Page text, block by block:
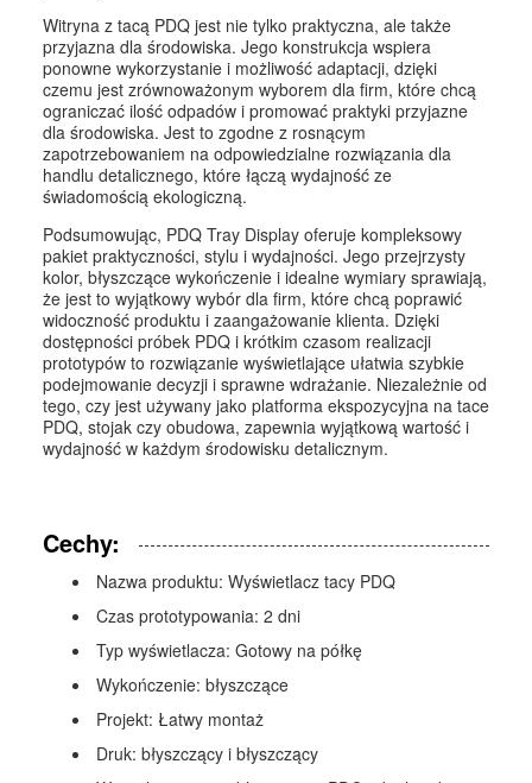
Witryna z tacą PDQ jest nie tylko praktyczna, ale także
przyjazna dla środowiska. Jego konstrukcja wspiera
ponowne wykorzystanie i możliwość adaptacji, dzięki
czemu jest zrównoważonym wyborem dla firm, które chcą
ograniczać ilość odpadów i promować praktyki przyjazne
dla środowiska. Jest to zgodne z rosnącym
zapotrzebowaniem na odpowiedzialne rozwiązania dla
handlu detalicznego, które łączą wydajność ze
świadomością ekologiczną.
Podsumowując, PDQ Tray Display oferuje kompleksowy
pakiet praktyczności, stylu i wydajności. Jego przejrzysty
kolor, błyszczące wykończenie i idealne wymiary sprawiają,
że jest to wyjątkowy wybór dla firm, które chcą poprawić
widoczność produktu i zaangażowanie klienta. Dzięki
dostępności próbek PDQ i krótkim czasom realizacji
prototypów to rozwiązanie wyświetlające ułatwia szybkie
podejmowanie decyzji i sprawne wdrażanie. Niezależnie od
tego, czy jest używany jako platforma ekspozycyjna na tace
PDQ, stojak czy obudowa, zapewnia wyjątkową wartość i
wydajność w każdym środowisku detalicznym.
Cechy:
Nazwa produktu: Wyświetlacz tacy PDQ
Czas prototypowania: 2 dni
Typ wyświetlacza: Gotowy na półkę
Wykończenie: błyszczące
Projekt: Łatwy montaż
Druk: błyszczący i błyszczący